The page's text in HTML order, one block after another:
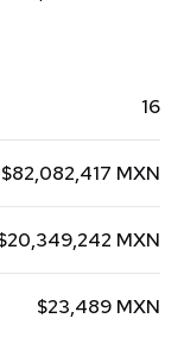
16
MXN
MXN
$23,489 MXN